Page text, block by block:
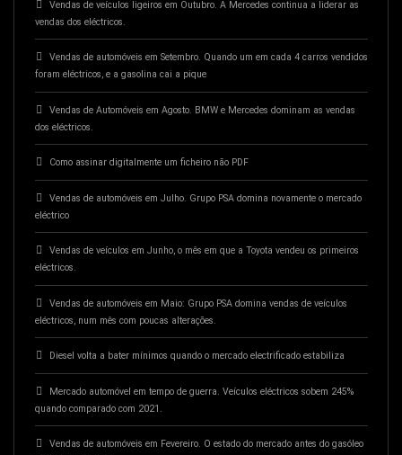
Vendas de veículos ligeiros em Outubro. A Mercedes continua a liderar as
vendas dos eléctricos.
Vendas de automóveis em Setembro. Quando um em cada 4 carros vendidos
foram eléctricos, e a gasolina cai a pique
Vendas de Automóveis em Agosto. BMW e Mercedes dominam as vendas
dos eléctricos.
Como assinar digitalmente um ficheiro não PDF
Vendas de automóveis em Julho. Grupo PSA domina novamente o mercado
eléctrico
Vendas de veículos em Junho, o mês em que a Toyota vendeu os primeiros
eléctricos.
Vendas de automóveis em Maio: Grupo PSA domina vendas de veículos
eléctricos, num mês com poucas alterações.
Diesel volta a bater mínimos quando o mercado electrificado estabiliza
Mercado automóvel em tempo de guerra. Veículos eléctricos sobem 245%
quando comparado com 2021.
Vendas de automóveis em Fevereiro. O estado do mercado antes do gasóleo